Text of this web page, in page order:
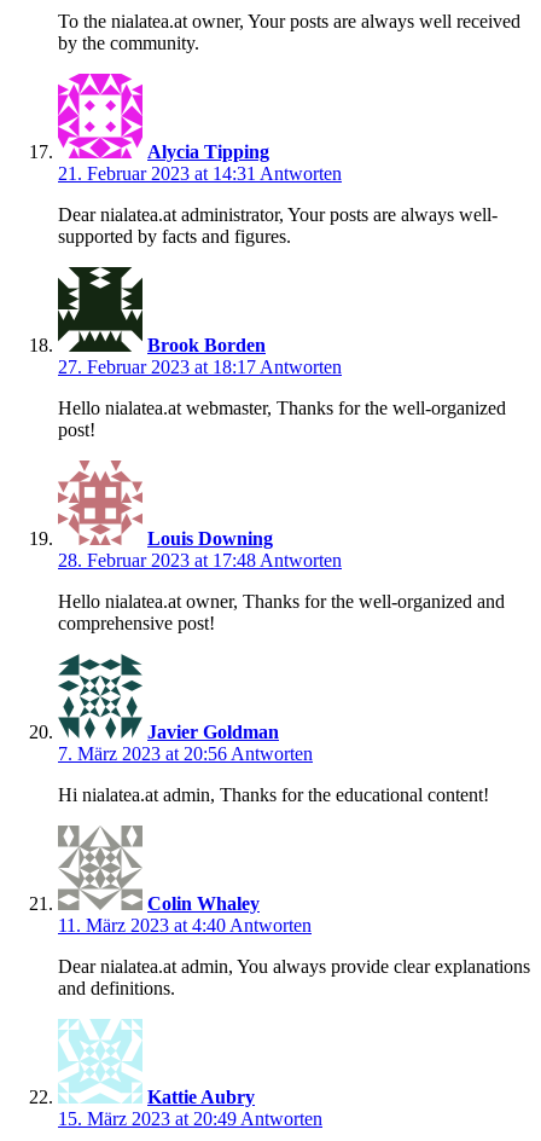
To the nialatea.at owner, Your posts are always well received
by the community.
Alycia Tipping
21. Februar 2023 at 14:31 Antworten
Dear nialatea.at administrator, Your posts are always well-
supported by facts and figures.
Brook Borden
27. Februar 2023 at 18:17Antworten
Hello nialatea.at webmaster, Thanks for the well-organized
post!
Louis Downing
28. Februar 2023 at 17:48Antworten
Hello nialatea.at owner, Thanks for the well-organized and
comprehensive post!
Javier Goldman
7. März 2023 at 20:56Antworten
Hi nialatea.at admin, Thanks for the educational content!
Colin Whaley
11. März 2023 at 4:40Antworten
Dear nialatea.at admin, You always provide clear explanations
and definitions.
Kattie Aubry
15. März 2023 at 20:49Antworten